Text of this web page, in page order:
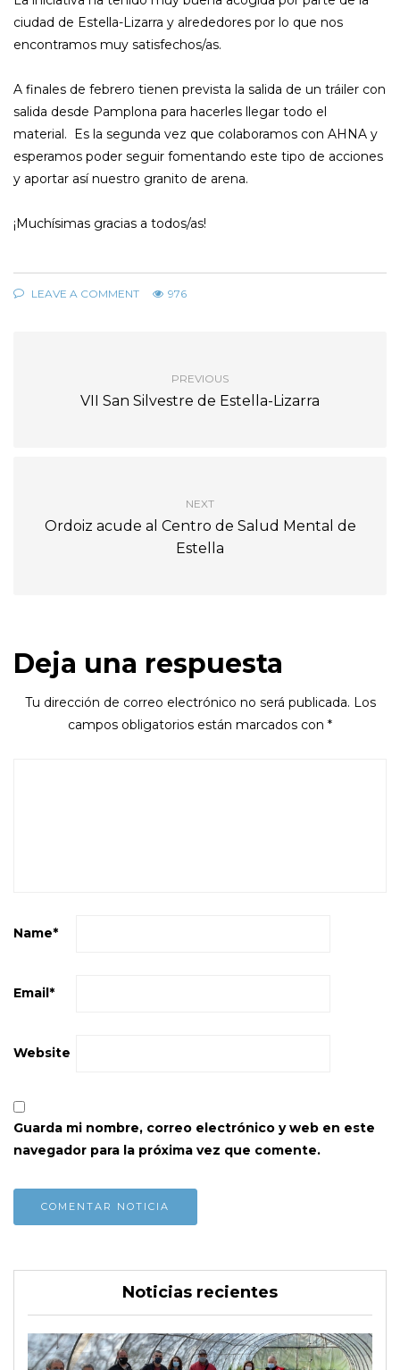
ciudad de Estella-Lizarra y alrededores por lo que nos
encontramos muy satisfechos/as.
A finales de febrero tienen prevista la salida de un tráiler con
salida desde Pamplona para hacerles llegar todo el
material. Es la segunda vez que colaboramos con AHNA y
esperamos poder seguir fomentando este tipo de acciones
y aportar así nuestro granito de arena.
¡Muchísimas gracias a todos/as!
LEAVE A COMMENT 976
PREVIOUS
VII San Silvestre de Estella-Lizarra
NEXT
Ordoiz acude al Centro de Salud Mental de
Estella
Deja una respuesta
Tu dirección de correo electrónico no será publicada. Los
campos obligatorios están marcados con *
Name*
Email*
Website
Guarda mi nombre, correo electrónico y web en este
navegador para la próxima vez que comente.
Noticias recientes